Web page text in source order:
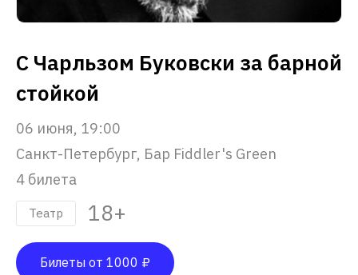
С Чарльзом Буковски за барной
стойкой
06 июня, 19:00
Санкт-Петербург, Бар Fiddler's Green
4 билета
Театр 18+
Билеты от 1000 ₽